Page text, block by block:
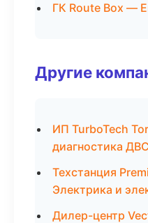
ГК Route Box —
Другие
ИП TurboTech
диагностика
Техстанция
Электрика и
Дилер-центр